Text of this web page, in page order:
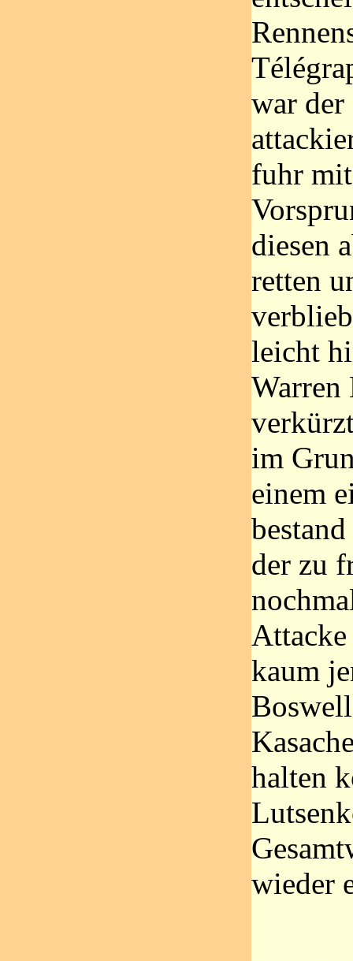
war
fuhr
diesen
retten
leicht
im
einem
der zu
kaum
halten
wieder